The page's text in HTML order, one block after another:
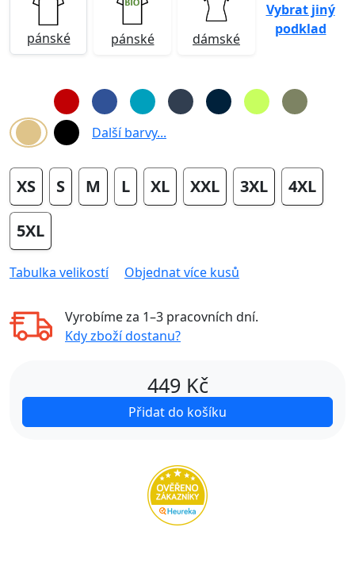
pánské pánské dámské
Vybrat jiný
podklad
Další barvy...
XS S M L XL XXL 3XL 4XL
5XL
Tabulka velikostí Objednat více kusů
Vyrobíme za 1–3 pracovních dní.
Kdy zboží dostanu?
449 Kč
Přidat do košíku